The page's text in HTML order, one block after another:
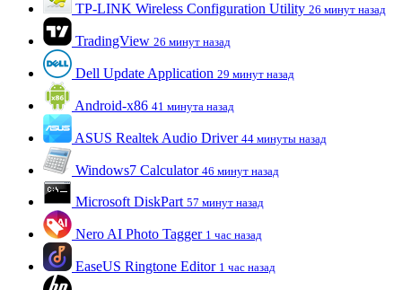
TP-LINK Wireless Configuration Utility 26 минут назад
TradingView 26 минут назад
Dell Update Application 29 минут назад
Android-x86 41 минута назад
ASUS Realtek Audio Driver 44 минуты назад
Windows7 Calculator 46 минут назад
Microsoft DiskPart 57 минут назад
Nero AI Photo Tagger 1 час назад
EaseUS Ringtone Editor 1 час назад